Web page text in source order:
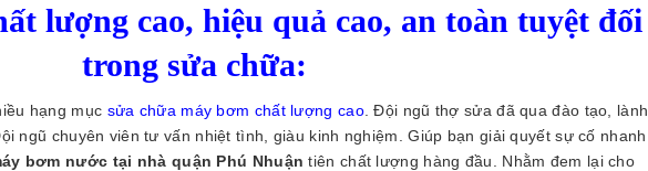
lượng cao, hiệu quả cao, an toàn tuyệt đối
trong sửa chữa:
hạng mục sửa chữa máy bơm chất lượng cao. Đội ngũ thợ sửa đã qua đào tạo, lành
ngũ chuyên viên tư vấn nhiệt tình, giàu kinh nghiệm. Giúp bạn giải quyết sự cố nhanh
bơm nước tại nhà quận Phú Nhuận tiên chất lượng hàng đầu. Nhằm đem lại cho